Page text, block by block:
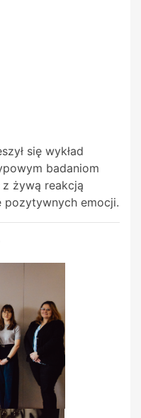
się wykład
badaniom
żywą reakcją
pozytywnych emocji.